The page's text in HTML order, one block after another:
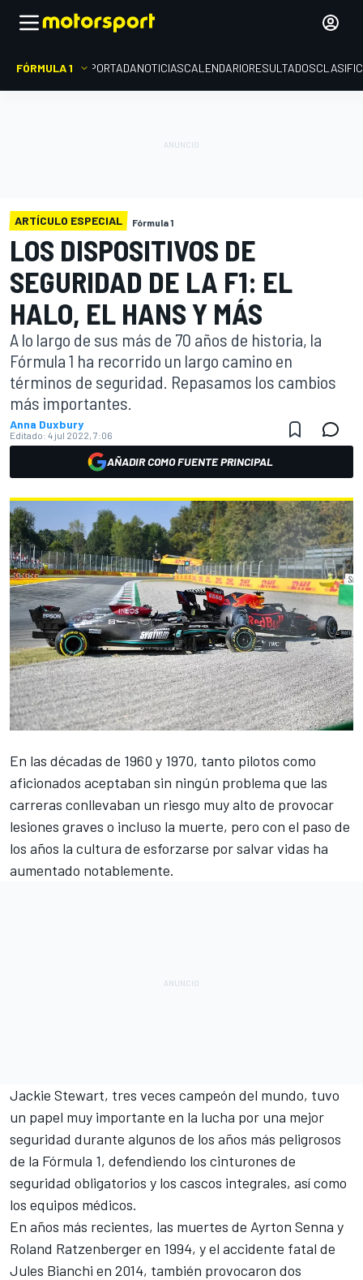
FÓRMULA 1 PORTADANOTICIASCALENDARIORESULTADOS
ARTÍCULO ESPECIAL Fórmula 1
LOS DISPOSITIVOS DE
SEGURIDAD DE LA F1: EL
HALO, EL HANS Y MÁS
A lo largo de sus más de 70 años de historia, la
Fórmula 1 ha recorrido un largo camino en
términos de seguridad. Repasamos los cambios
más importantes.
Anna Duxbury
Editado: 4 jul 2022, 7:06
AÑADIR COMO FUENTE PRINCIPAL
En las décadas de 1960 y 1970, tanto pilotos como
aficionados aceptaban sin ningún problema que las
carreras conllevaban un riesgo muy alto de provocar
lesiones graves o incluso la muerte, pero con el paso de
los años la cultura de esforzarse por salvar vidas ha
aumentado notablemente.
Jackie Stewart, tres veces campeón del mundo, tuvo
un papel muy importante en la lucha por una mejor
seguridad durante algunos de los años más peligrosos
de la Fórmula 1, defendiendo los cinturones de
seguridad obligatorios y los cascos integrales, así como
los equipos médicos.
En años más recientes, las muertes de Ayrton Senna y
Roland Ratzenbergeren 1994, y el accidente fatal de
Jules Bianchi en 2014, también provocaron dos